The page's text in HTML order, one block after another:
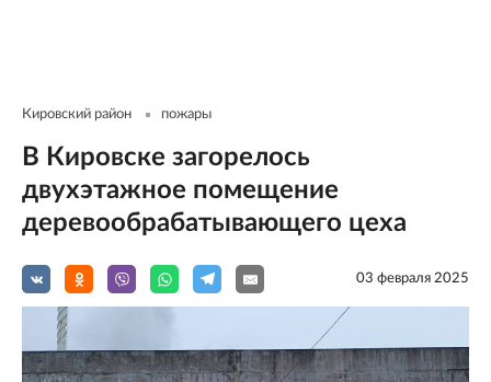
Кировский район пожары
В Кировске загорелось
двухэтажное помещение
деревообрабатывающего цеха
03 февраля 2025